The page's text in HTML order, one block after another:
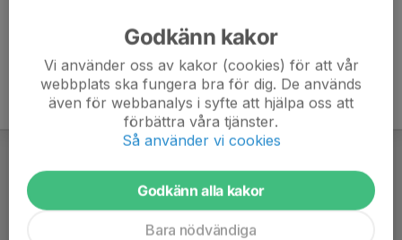
Godkänn kakor
Vi använder oss av kakor (cookies) för att vår
webbplats ska fungera bra för dig. De används
även för webbanalys i syfte att hjälpa oss att
förbättra våra tjänster.
Så använder vi cookies
Godkänn alla kakor
Bara nödvändiga